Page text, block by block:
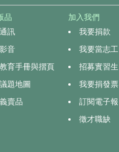
品
通訊
影音
教育手冊與摺頁
議題地圖
義賣品
加入我們
我要捐款
我要當志工
招募實習生
我要捐發票
訂閱電子報
徵才職缺